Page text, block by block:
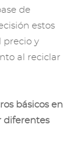
de
estos
precio y
al reciclar
básicos en
diferentes